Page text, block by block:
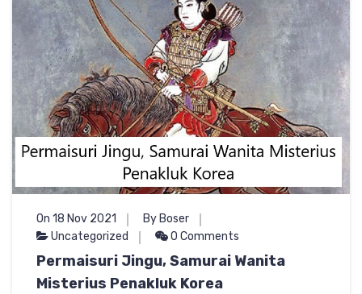
On 18 Nov 2021
By Boser
Uncategorized
0 Comments
Permaisuri Jingu, Samurai Wanita
Misterius Penakluk Korea